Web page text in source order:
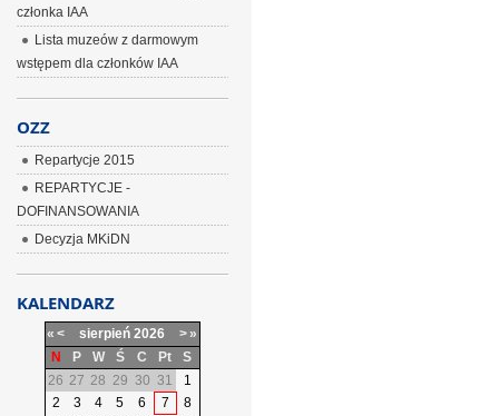
członka IAA
Lista muzeów z darmowym
wstępem dla członków IAA
OZZ
Repartycje 2015
REPARTYCJE -
DOFINANSOWANIA
Decyzja MKiDN
KALENDARZ
« < sierpień 2026 >»
N
P W Ś C Pt
S
26 27 28 29 30 31
1
2
3 4 5 6 7
8